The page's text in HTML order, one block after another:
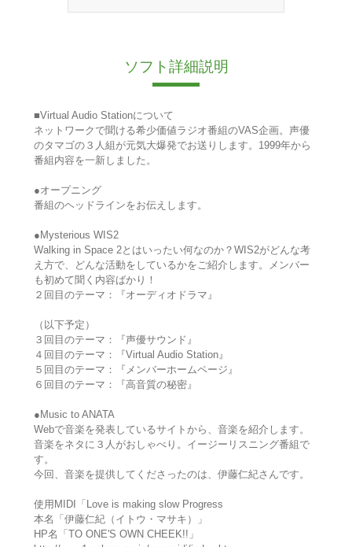
ソフト詳細説明
■Virtual Audio Stationについて
ネットワークで聞ける希少価値ラジオ番組のVAS企画。声優
のタマゴの３人組が元気大爆発でお送りします。1999年から
番組内容を一新しました。
●オープニング
番組のヘッドラインをお伝えします。
●Mysterious WIS2
Walking in Space 2とはいったい何なのか？WIS2がどんな考
え方で、どんな活動をしているかをご紹介します。メンバー
も初めて聞く内容ばかり！
２回目のテーマ：『オーディオドラマ』
（以下予定）
３回目のテーマ：『声優サウンド』
４回目のテーマ：『Virtual Audio Station』
５回目のテーマ：『メンバーホームページ』
６回目のテーマ：『高音質の秘密』
●Music to ANATA
Webで音楽を発表しているサイトから、音楽を紹介します。
音楽をネタに３人がおしゃべり。イージーリスニング番組で
す。
今回、音楽を提供してくださったのは、伊藤仁紀さんです。
使用MIDI「Love is making slow Progress
本名「伊藤仁紀（イトウ・マサキ）」
HP名「TO ONE'S OWN CHEEK!!」